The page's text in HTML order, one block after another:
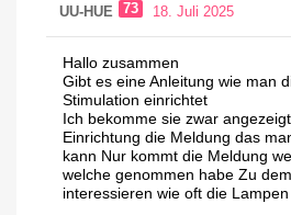
UU-HUE 73 18. Juli 2025
Hallo zusammen
Gibt es eine Anleitung wie man
Stimulation einrichtet
Ich bekomme sie zwar
Einrichtung die Meldung das
kann Nur kommt die Meldung
welche genommen habe Zu
interessieren wie oft die